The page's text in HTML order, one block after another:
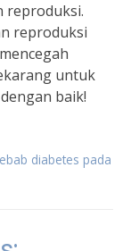
reproduksi.
reproduksi
untuk
baik!
diabetes pada